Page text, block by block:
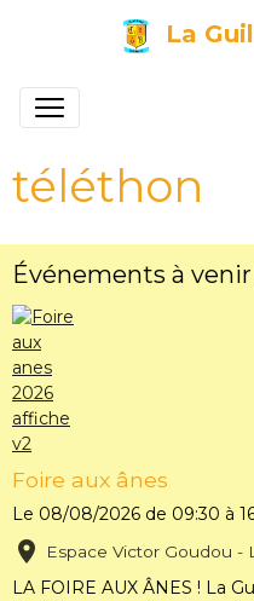
La
téléthon
Événements à venir
Foire aux ânes
Le 08/08/2026 de 09:30 à
Espace Victor Goudou -
LA FOIRE AUX ÂNES ! La